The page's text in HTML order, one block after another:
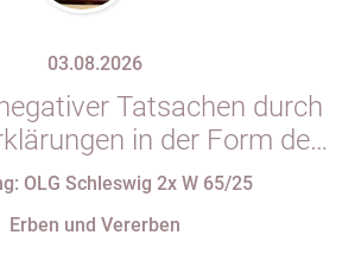
03.08.2026
Tatsachen durch
in der Form des
Nichtgeltendmachung
OLG Schleswig 2x W 65/25
Erben und Vererben